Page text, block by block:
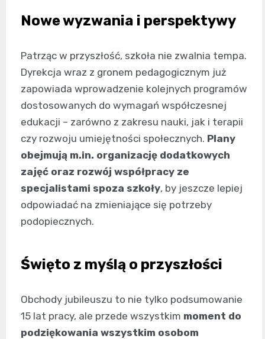
Nowe wyzwania i perspektywy
Patrząc w przyszłość, szkoła nie zwalnia tempa.
Dyrekcja wraz z gronem pedagogicznym już
zapowiada wprowadzenie kolejnych programów
dostosowanych do wymagań współczesnej
edukacji – zarówno z zakresu nauki, jak i terapii
czy rozwoju umiejętności społecznych. Plany
obejmują m.in. organizację dodatkowych
zajęć oraz rozwój współpracy ze
specjalistami spoza szkoły, by jeszcze lepiej
odpowiadać na zmieniające się potrzeby
podopiecznych.
Święto z myślą o przyszłości
Obchody jubileuszu to nie tylko podsumowanie
15 lat pracy, ale przede wszystkim moment do
podziękowania wszystkim osobom